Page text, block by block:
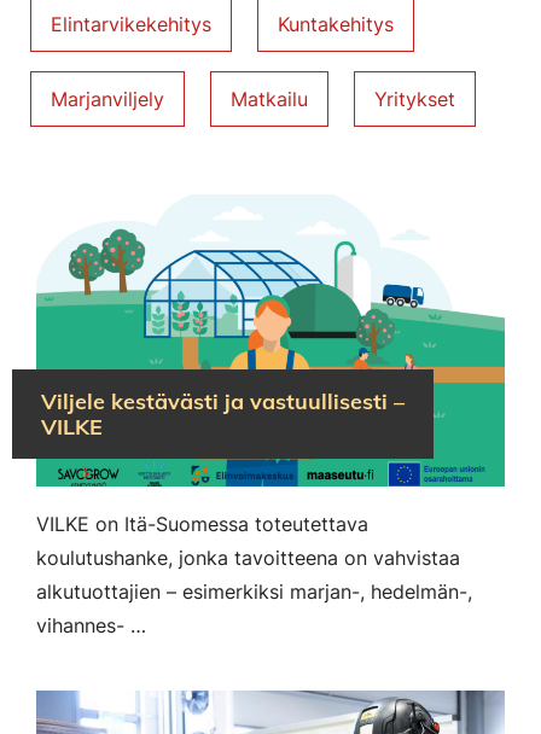
Elintarvikekehitys Kuntakehitys
Marjanviljely Matkailu Yritykset
Viljele kestävästi ja vastuullisesti –
VILKE
VILKE on Itä-Suomessa toteutettava
koulutushanke, jonka tavoitteena on vahvistaa
alkutuottajien – esimerkiksi marjan-, hedelmän-,
vihannes- …